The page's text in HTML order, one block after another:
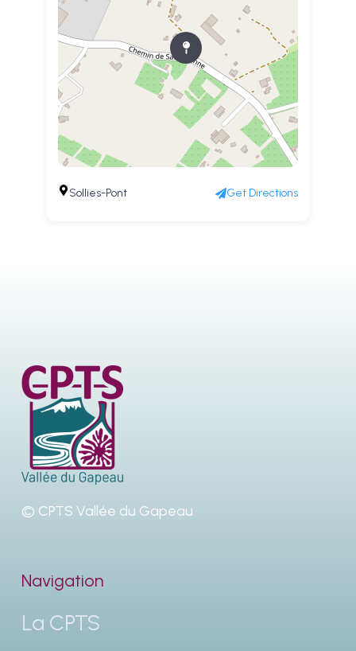
Sollies-Pont Get Directions
© CPTS Vallée du Gapeau
Navigation
La CPTS